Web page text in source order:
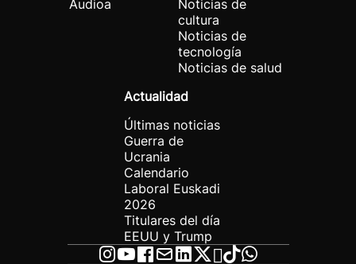
Audioa
Noticias de
cultura
Noticias de
tecnología
Noticias de salud
Actualidad
Últimas noticias
Guerra de
Ucrania
Calendario
Laboral Euskadi
2026
Titulares del día
EEUU y Trump